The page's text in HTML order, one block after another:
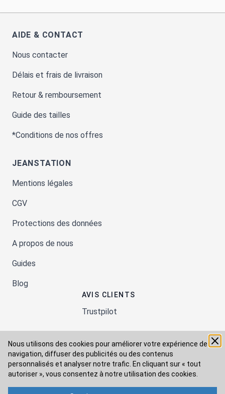
Nous utilisons des cookies pour améliorer votre expérience de
navigation, diffuser des publicités ou des contenus
personnalisés et analyser notre trafic. En cliquant sur « tout
autoriser », vous consentez à notre utilisation des cookies.
AIDE & CONTACT
Nous contacter
Délais et frais de livraison
Retour & remboursement
Guide des tailles
*Conditions de nos offres
JEANSTATION
Mentions légales
CGV
Protections des données
A propos de nous
Guides
Blog
AVIS CLIENTS
Trustpilot
Moyens de paiement
Modes de livraison